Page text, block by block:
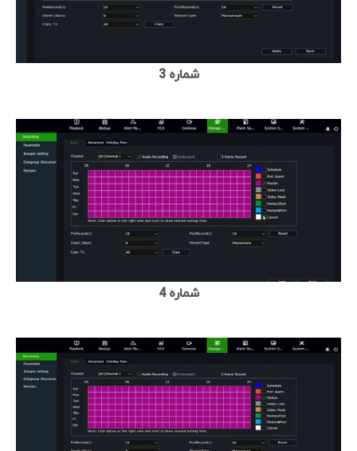
شماره 3
شماره 4